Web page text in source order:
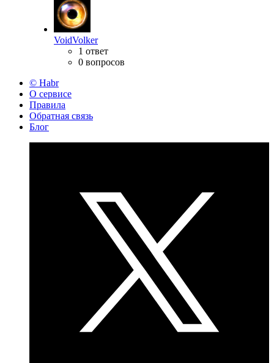
VoidVolker
1 ответ
0 вопросов
© Habr
О сервисе
Правила
Обратная связь
Блог